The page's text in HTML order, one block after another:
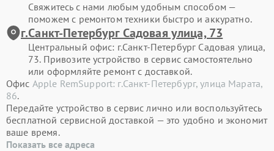
Свяжитесь с нами любым удобным способом —
поможем с ремонтом техники быстро и аккуратно.
г.Санкт-Петербург Садовая улица, 73
Центральный офис: г.Санкт-Петербург Садовая улица,
73. Привозите устройство в сервис самостоятельно
или оформляйте ремонт с доставкой.
Офис Apple RemSupport: г.Санкт-Петербург, улица Марата,
86.
Передайте устройство в сервис лично или воспользуйтесь
бесплатной сервисной доставкой — это удобно и экономит
ваше время.
Показать все адреса